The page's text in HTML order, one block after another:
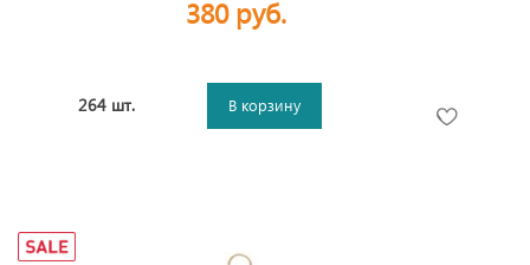
380 руб.
264 шт. В корзину